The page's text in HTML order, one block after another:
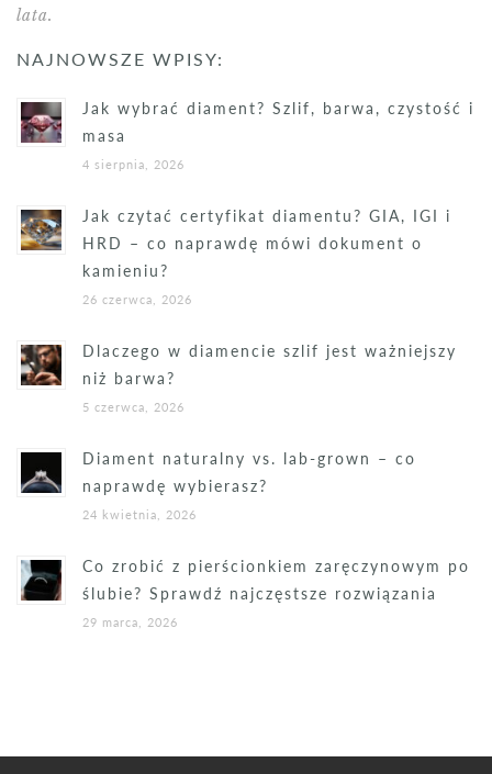
lata.
NAJNOWSZE WPISY:
Jak wybrać diament? Szlif, barwa, czystość i
masa
4 sierpnia, 2026
Jak czytać certyfikat diamentu? GIA, IGI i
HRD – co naprawdę mówi dokument o
kamieniu?
26 czerwca, 2026
Dlaczego w diamencie szlif jest ważniejszy
niż barwa?
5 czerwca, 2026
Diament naturalny vs. lab-grown – co
naprawdę wybierasz?
24 kwietnia, 2026
Co zrobić z pierścionkiem zaręczynowym po
ślubie? Sprawdź najczęstsze rozwiązania
29 marca, 2026